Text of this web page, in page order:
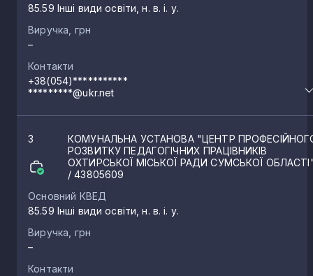
85.59 Інші види освіти, н. в. і. у.
Виручка, грн
–
Контакти
+38(054)***********
*********@ukr.net
3
КОМУНАЛЬНА УСТАНОВА "ЦЕНТР
РОЗВИТКУ ПЕДАГОГІЧНИХ ПРАЦІВНИКІВ
ОХТИРСЬКОЇ МІСЬКОЇ РАДИ СУМСЬКОЇ
/ 43805609
Основний КВЕД
85.59 Інші види освіти, н. в. і. у.
Виручка, грн
–
Контакти